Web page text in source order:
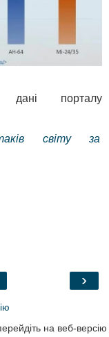
дані порталу
світу за
›
на веб-версію